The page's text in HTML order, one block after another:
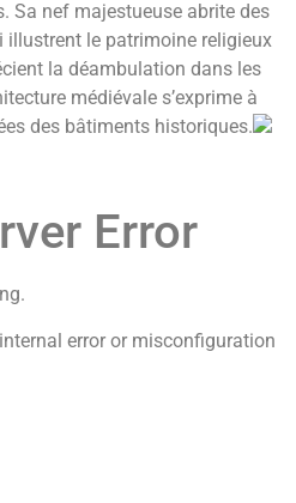
Sa nef majestueuse abrite des
illustrent le patrimoine religieux
la déambulation dans les
médiévale s’exprime à
des bâtiments historiques.
Error
error or misconfiguration